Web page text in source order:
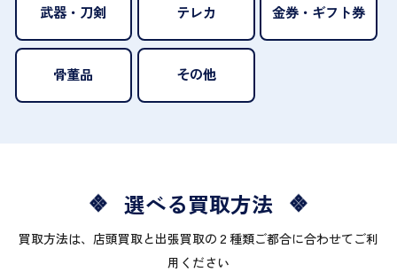
武器・刀剣 テレカ 金券・ギフト券
骨董品 その他
選べる買取方法
買取方法は、店頭買取と出張買取の２種類ご都合に合わせてご利
用ください